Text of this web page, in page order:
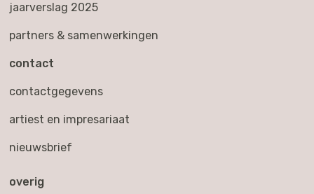
jaarverslag 2025
partners & samenwerkingen
contact
contactgegevens
artiest en impresariaat
nieuwsbrief
overig